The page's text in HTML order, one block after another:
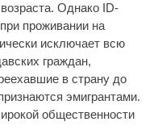
Однако ID-
проживании на
исключает всю
граждан,
в страну до
эмигрантами.
общественности